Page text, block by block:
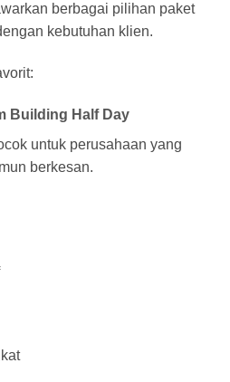
berbagai pilihan paket
kebutuhan klien.
Building Half Day
untuk perusahaan yang
berkesan.